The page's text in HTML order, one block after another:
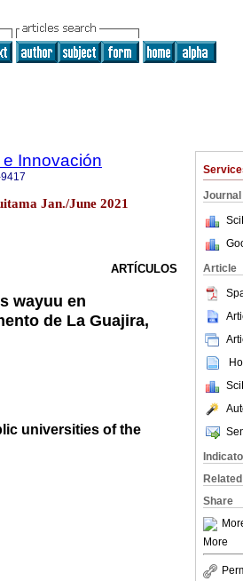
Journal
Article
Share
More
Innovación
Jan./June 2021
ARTÍCULOS
wayuu en
de La Guajira,
universities of the